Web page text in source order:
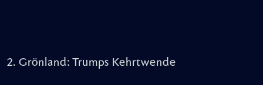
2. Grönland: Trumps Kehrtwende